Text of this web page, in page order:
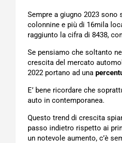
Sempre a giugno 2023
colonnine e più di 16mila
raggiunto la cifra di 8438,
Se pensiamo che soltanto
crescita del mercato
2022 portano ad una
E’ bene ricordare che
auto in contemporanea.
Questo trend di crescita
passo indietro rispetto ai
un notevole aumento, c’è